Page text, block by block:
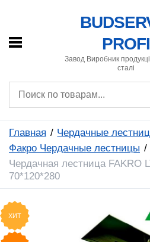
PROFI
Завод Виробник
сталі
Главная
Чердачные
Факро Чердачные лестницы
Чердачная лестница FAKRO
70*120*280
ХИТ